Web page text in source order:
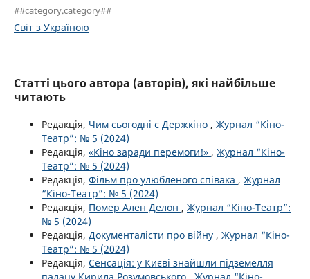
##category.category##
Світ з Україною
Статті цього автора (авторів), які найбільше
читають
Редакція, Чим сьогодні є Держкіно , Журнал “Кіно-
Театр”: № 5 (2024)
Редакція, «Кіно заради перемоги!» , Журнал “Кіно-
Театр”: № 5 (2024)
Редакція, Фільм про улюбленого співака , Журнал
“Кіно-Театр”: № 5 (2024)
Редакція, Помер Ален Делон , Журнал “Кіно-Театр”:
№ 5 (2024)
Редакція, Документалісти про війну , Журнал “Кіно-
Театр”: № 5 (2024)
Редакція, Сенсація: у Києві знайшли підземелля